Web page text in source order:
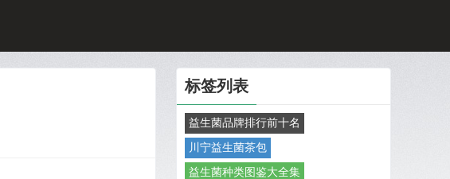
标签列表
益生菌品牌排行前十名
川宁益生菌茶包
益生菌种类图鉴大全集